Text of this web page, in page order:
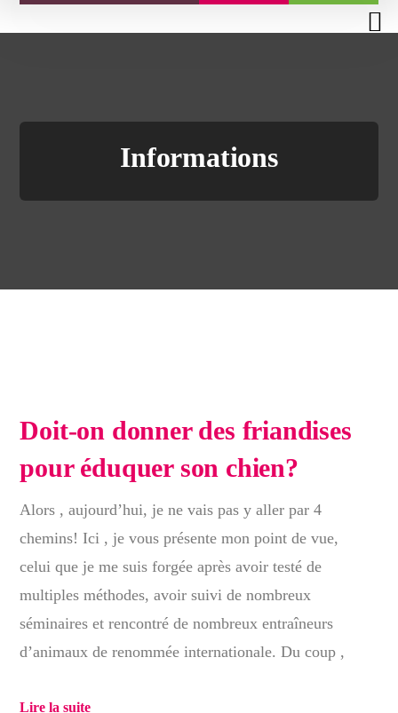
Informations
Doit-on donner des friandises
pour éduquer son chien?
Alors , aujourd’hui, je ne vais pas y aller par 4
chemins! Ici , je vous présente mon point de vue,
celui que je me suis forgée après avoir testé de
multiples méthodes, avoir suivi de nombreux
séminaires et rencontré de nombreux entraîneurs
d’animaux de renommée internationale. Du coup ,
Lire la suite